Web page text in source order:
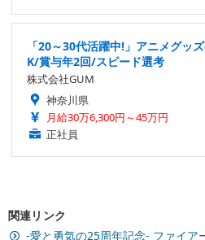
「20～30代活躍中!」アニメグッ
K/賞与年2回/スピード選考
株式会社GUM
神奈川県
月給30万6,300円～45万円
正社員
関連リンク
-愛と勇気の25周年記念- ファイア